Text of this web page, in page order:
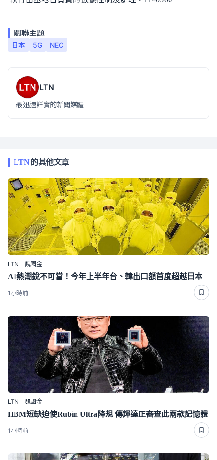
關聯主題
日本 5G NEC
LTN
最迅速詳實的新聞媒體
LTN的其他文章
LTN｜魏國金
AI熱潮銳不可當！今年上半年台、韓出口額首度超越日本
1小時前
LTN｜魏國金
HBM短缺迫使Rubin Ultra降規 傳輝達正審查此兩款記憶體
1小時前